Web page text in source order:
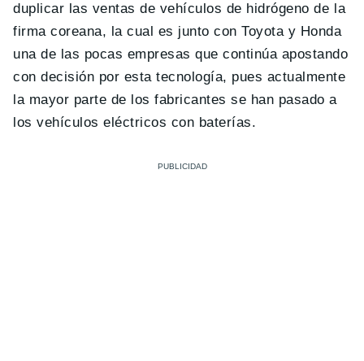
duplicar las ventas de vehículos de hidrógeno de la
firma coreana, la cual es junto con Toyota y Honda
una de las pocas empresas que continúa apostando
con decisión por esta tecnología, pues actualmente
la mayor parte de los fabricantes se han pasado a
los vehículos eléctricos con baterías.